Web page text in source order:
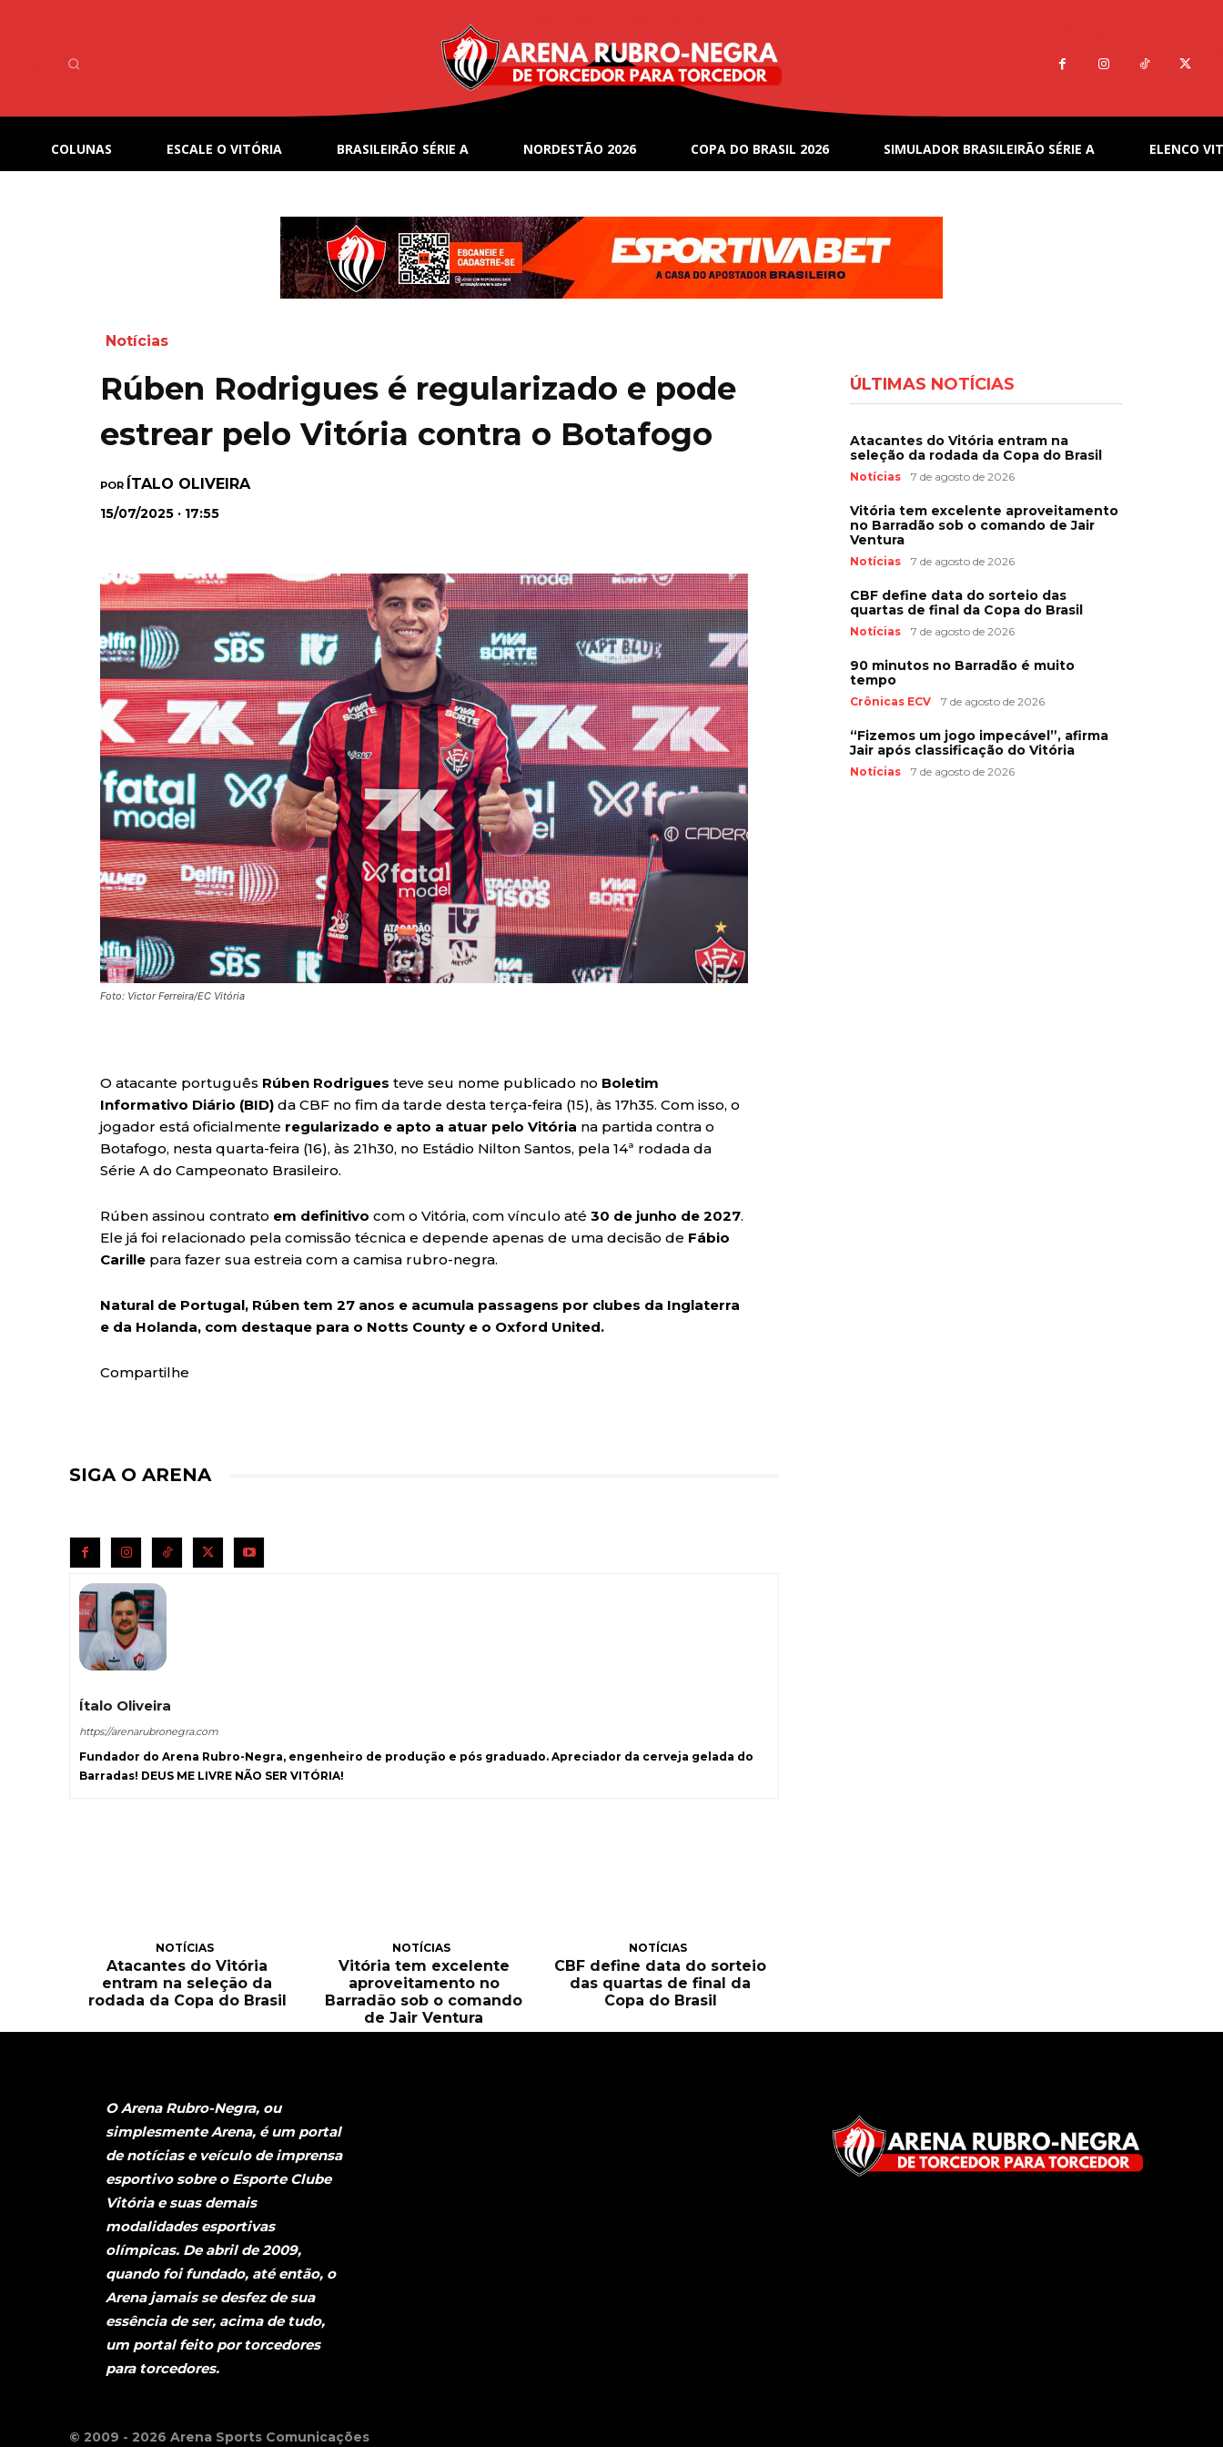
COLUNAS ESCALE O VITÓRIA BRASILEIRÃO SÉRIE A NORDESTÃO 2026 COPA DO BRASIL 2026 SIMULADOR BRASILEIRÃO SÉRIE A ELENCO
Notícias
Rúben Rodrigues é regularizado e pode
estrear pelo Vitória contra o Botafogo
POR ÍTALO OLIVEIRA
15/07/2025 · 17:55
Foto: Victor Ferreira/EC Vitória
O atacante português Rúben Rodrigues teve seu nome publicado no Boletim
Informativo Diário (BID) da CBF no fim da tarde desta terça-feira (15), às 17h35. Com isso, o
jogador está oficialmente regularizado e apto a atuar pelo Vitória na partida contra o
Botafogo, nesta quarta-feira (16), às 21h30, no Estádio Nilton Santos, pela 14ª rodada da
Série A do Campeonato Brasileiro.
Rúben assinou contrato em definitivo com o Vitória, com vínculo até 30 de junho de 2027.
Ele já foi relacionado pela comissão técnica e depende apenas de uma decisão de Fábio
Carille para fazer sua estreia com a camisa rubro-negra.
Natural de Portugal, Rúben tem 27 anos e acumula passagens por clubes da Inglaterra
e da Holanda, com destaque para o Notts County e o Oxford United.
Compartilhe
SIGA O ARENA
Ítalo Oliveira
https://arenarubronegra.com
Fundador do Arena Rubro-Negra, engenheiro de produção e pós graduado. Apreciador da cerveja gelada do
Barradas! DEUS ME LIVRE NÃO SER VITÓRIA!
NOTÍCIAS
Atacantes do Vitória
entram na seleção da
rodada da Copa do Brasil
NOTÍCIAS
Vitória tem excelente
aproveitamento no
Barradão sob o comando
de Jair Ventura
NOTÍCIAS
CBF define data do sorteio
das quartas de final da
Copa do Brasil
ÚLTIMAS NOTÍCIAS
Atacantes do Vitória entram na
seleção da rodada da Copa do Brasil
Notícias 7 de agosto de 2026
Vitória tem excelente aproveitamento
no Barradão sob o comando de Jair
Ventura
Notícias 7 de agosto de 2026
CBF define data do sorteio das
quartas de final da Copa do Brasil
Notícias 7 de agosto de 2026
90 minutos no Barradão é muito
tempo
Crônicas ECV 7 de agosto de 2026
“Fizemos um jogo impecável”, afirma
Jair após classificação do Vitória
Notícias 7 de agosto de 2026
O Arena Rubro-Negra, ou
simplesmente Arena, é um portal
de notícias e veículo de imprensa
esportivo sobre o Esporte Clube
Vitória e suas demais
modalidades esportivas
olímpicas. De abril de 2009,
quando foi fundado, até então, o
Arena jamais se desfez de sua
essência de ser, acima de tudo,
um portal feito por torcedores
para torcedores.
© 2009 - 2026 Arena Sports Comunicações